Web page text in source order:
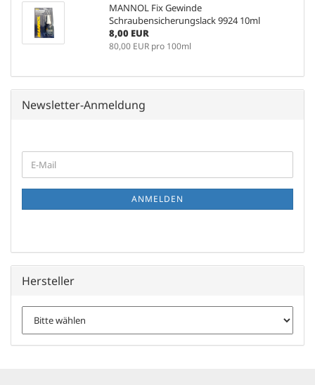
MANNOL Fix Gewinde
Schraubensicherungslack 9924 10ml
8,00 EUR
80,00 EUR pro 100ml
Newsletter-Anmeldung
ZUR
NEWSLETTER-
E-
Mail
ANMELDEN
Hersteller